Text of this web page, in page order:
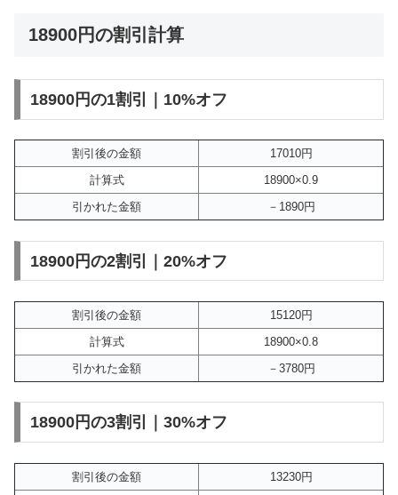
18900円の割引計算
18900円の1割引｜10%オフ
割引後の金額
17010円
計算式
18900×0.9
引かれた金額
－1890円
18900円の2割引｜20%オフ
割引後の金額
15120円
計算式
18900×0.8
引かれた金額
－3780円
18900円の3割引｜30%オフ
割引後の金額
13230円